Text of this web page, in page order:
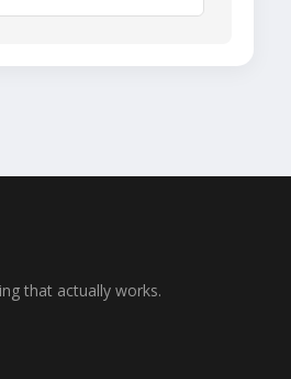
that actually works.